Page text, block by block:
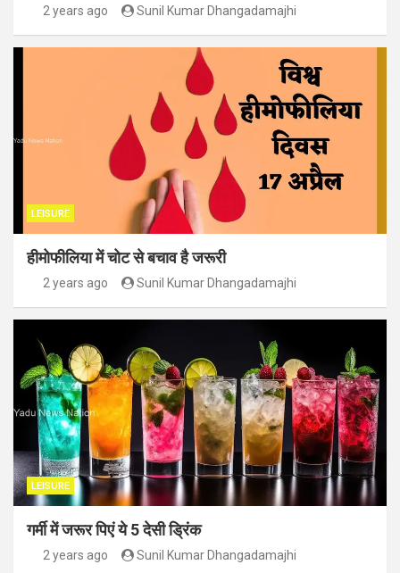
2 years ago Sunil Kumar Dhangadamajhi
LEISURE
हीमोफीलिया में चोट से बचाव है जरूरी
2 years ago Sunil Kumar Dhangadamajhi
LEISURE
गर्मी में जरूर पिएं ये 5 देसी ड्रिंक
2 years ago Sunil Kumar Dhangadamajhi